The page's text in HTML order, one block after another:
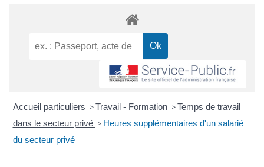
Accueil particuliers > Travail - Formation > Temps de travail
dans le secteur privé > Heures supplémentaires d'un salarié
du secteur privé